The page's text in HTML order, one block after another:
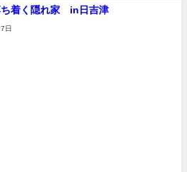
ち着く隠れ家 in日吉津
日